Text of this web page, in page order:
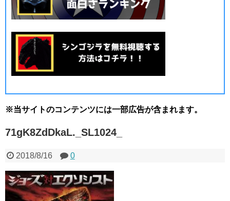
※当サイトのコンテンツには一部広告が含まれます。
71gK8ZdDkaL._SL1024_
2018/8/16 0